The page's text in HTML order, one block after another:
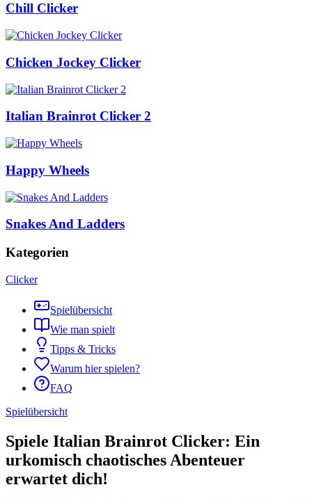
Chill Clicker
Chicken Jockey Clicker
Italian Brainrot Clicker 2
Happy Wheels
Snakes And Ladders
Kategorien
Clicker
Spielübersicht
Wie man spielt
Tipps & Tricks
Warum hier spielen?
FAQ
Spielübersicht
Spiele Italian Brainrot Clicker: Ein
urkomisch chaotisches Abenteuer
erwartet dich!